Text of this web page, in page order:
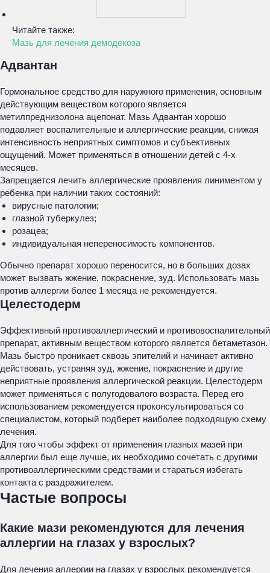
Читайте также:
Мазь для лечения демодекоза
Адвантан
Гормональное средство для наружного применения, основным
действующим веществом которого является
метилпреднизолона ацепонат. Мазь Адвантан хорошо
подавляет воспалительные и аллергические реакции, снижая
интенсивность неприятных симптомов и субъективных
ощущений. Может применяться в отношении детей с 4-х
месяцев.
Запрещается лечить аллергические проявления линиментом у
ребенка при наличии таких состояний:
вирусные патологии;
глазной туберкулез;
розацеа;
индивидуальная непереносимость компонентов.
Обычно препарат хорошо переносится, но в больших дозах
может вызвать жжение, покраснение, зуд. Использовать мазь
против аллергии более 1 месяца не рекомендуется.
Целестодерм
Эффективный противоаллергический и противовоспалительный
препарат, активным веществом которого является бетаметазон.
Мазь быстро проникает сквозь эпителий и начинает активно
действовать, устраняя зуд, жжение, покраснение и другие
неприятные проявления аллергической реакции. Целестодерм
может применяться с полугодовалого возраста. Перед его
использованием рекомендуется проконсультироваться со
специалистом, который подберет наиболее подходящую схему
лечения.
Для того чтобы эффект от применения глазных мазей при
аллергии был еще лучше, их необходимо сочетать с другими
противоаллергическими средствами и стараться избегать
контакта с раздражителем.
Частые вопросы
Какие мази рекомендуются для лечения
аллергии на глазах у взрослых?
Для лечения аллергии на глазах у взрослых рекомендуется